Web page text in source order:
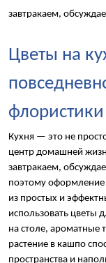
завтракаем,
Цветы на
флористики
Кухня — это не
центр домашней
завтракаем,
поэтому оформление
из простых и
использовать цветы
на столе, ароматные
растение в кашпо
пространства и